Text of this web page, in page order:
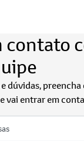
contato
dúvidas,
vai entrar em